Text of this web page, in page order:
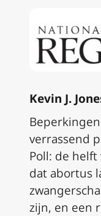
Kevin J.
verrassend
Poll: de
dat abortus
zijn, en een